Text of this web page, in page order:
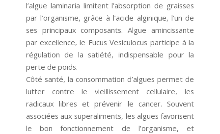
l’algue laminaria limitent l’absorption de graisses
par l’organisme, grâce à l’acide alginique, l’un de
ses principaux composants. Algue amincissante
par excellence, le Fucus Vesiculocus participe à la
régulation de la satiété, indispensable pour la
perte de poids.
Côté santé, la consommation d’algues permet de
lutter contre le vieillissement cellulaire, les
radicaux libres et prévenir le cancer. Souvent
associées aux superaliments, les algues favorisent
le bon fonctionnement de l’organisme, et